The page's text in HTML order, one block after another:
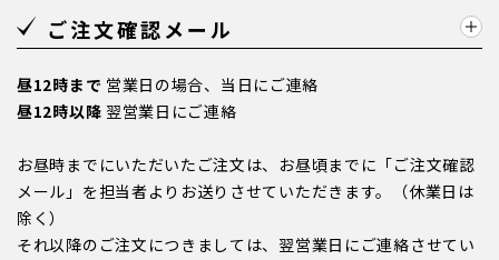
ご注文確認メール
昼12時まで 営業日の場合、当日にご連絡
昼12時以降 翌営業日にご連絡
お昼時までにいただいたご注文は、お昼頃までに「ご注文確認
メール」を担当者よりお送りさせていただきます。（休業日は
除く）
それ以降のご注文につきましては、翌営業日にご連絡させてい